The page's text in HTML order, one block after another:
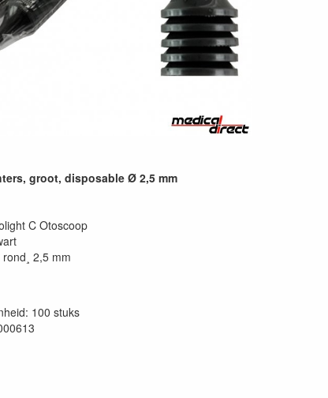
groot, disposable Ø 2,5 mm
C Otoscoop
2,5 mm
100 stuks